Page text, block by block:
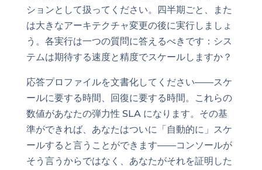
ションとして扱ってください。四半期ごと、また
は大きなアーキテクチャ変更の後に実行しましょ
う。各実行は一つの質問に答えるべきです：シス
テムは期待する速度と精度でスケールしますか？
応答プロファイルを文書化してください——スケ
ールに要する時間、回復に要する時間。これらの
数値があなたの弾力性 SLA になります。その基
準ができれば、あなたはついに「自動的に」スケ
ールすると言うことができます——コンソールが
そう言うからではなく、あなたがそれを証明した